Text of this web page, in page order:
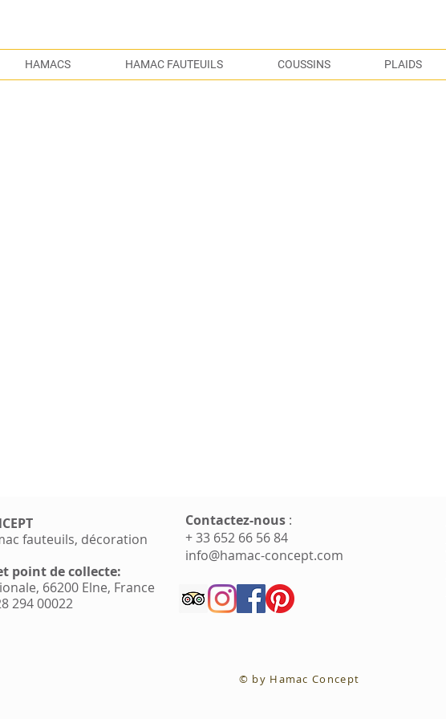
HAMACS HAMAC FAUTEUILS COUSSINS PLAIDS
fauteuils, décoration
point de collecte:
66200 Elne, France
294 00022
Contactez-nous ​ :
+ 33 652 66 56 84
info@hamac-concept.com
© by Hamac Concept